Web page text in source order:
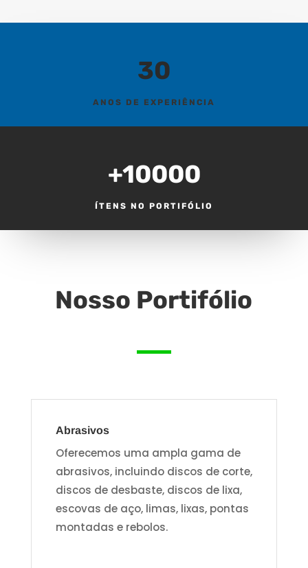
30
ANOS DE EXPERIÊNCIA
+10000
ÍTENS NO PORTIFÓLIO
Nosso Portifólio
Abrasivos
Oferecemos uma ampla gama de
abrasivos, incluindo discos de corte,
discos de desbaste, discos de lixa,
escovas de aço, limas, lixas, pontas
montadas e rebolos.